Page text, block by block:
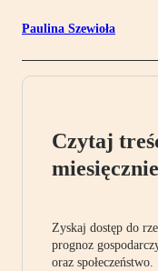
Paulina Szewioła
Czytaj
Zyskaj dostęp do
prognoz
oraz społeczeństwo.